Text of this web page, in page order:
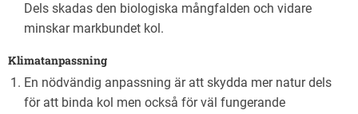
Dels skadas den biologiska mångfalden och vidare
minskar markbundet kol.
Klimatanpassning
En nödvändig anpassning är att skydda mer natur dels
för att binda kol men också för väl fungerande